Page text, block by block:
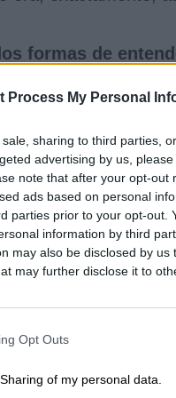
Process My Personal
sharing to third parties,
advertising by us,
note that after your opt-out
ads based on personal
parties prior to your opt-out.
information by third
may also be disclosed by us
may further disclose it to
Opt Outs
of my personal data.
formas de
espacio. Y servía,
occidente al
Su utilidad,
Porque, cada
la contaminación del
de extensión del
frente a los deseos
cayó.
En lo inmediato, era
ya no
aunque fría, la